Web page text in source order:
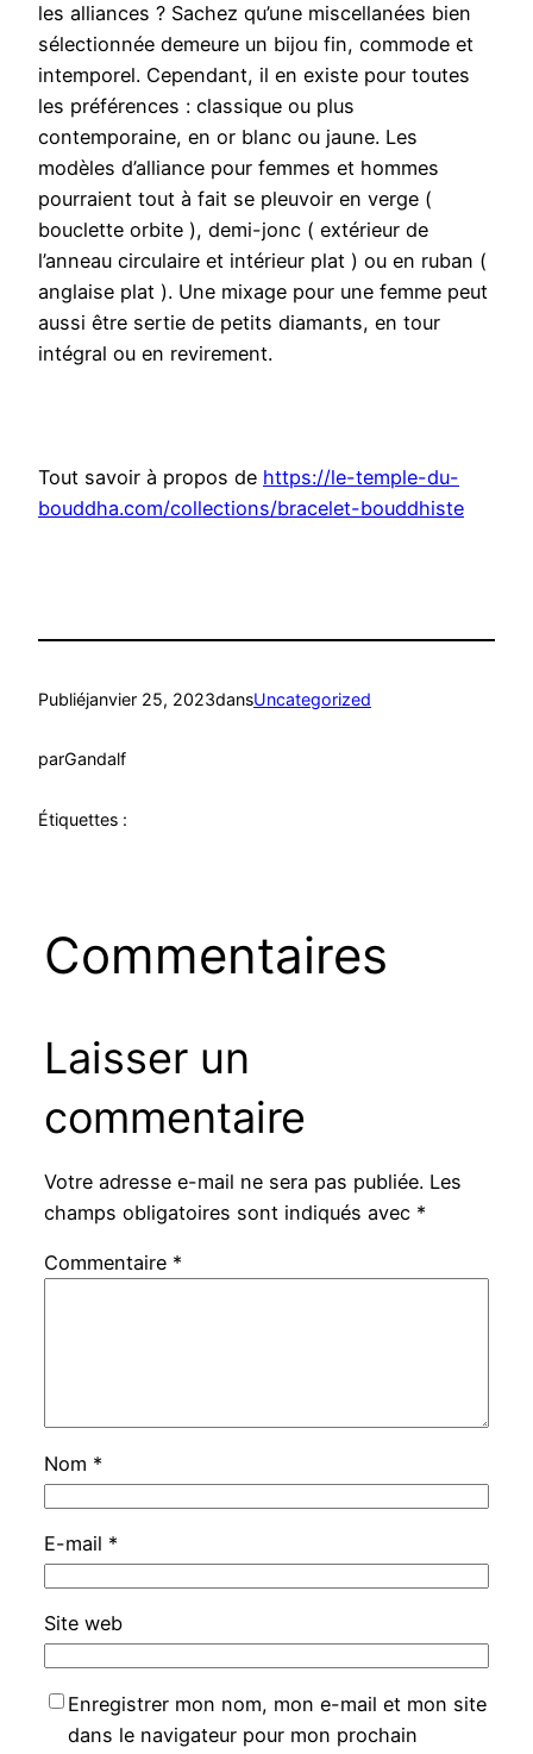
les alliances ? Sachez qu’une miscellanées bien
sélectionnée demeure un bijou fin, commode et
intemporel. Cependant, il en existe pour toutes
les préférences : classique ou plus
contemporaine, en or blanc ou jaune. Les
modèles d’alliance pour femmes et hommes
pourraient tout à fait se pleuvoir en verge (
bouclette orbite ), demi-jonc ( extérieur de
l’anneau circulaire et intérieur plat ) ou en ruban (
anglaise plat ). Une mixage pour une femme peut
aussi être sertie de petits diamants, en tour
intégral ou en revirement.
Tout savoir à propos de https://le-temple-du-
bouddha.com/collections/bracelet-bouddhiste
Publiéjanvier 25, 2023dansUncategorized
parGandalf
Étiquettes :
Commentaires
Laisser un
commentaire
Votre adresse e-mail ne sera pas publiée. Les
champs obligatoires sont indiqués avec *
Commentaire *
Nom *
E-mail *
Site web
Enregistrer mon nom, mon e-mail et mon site
dans le navigateur pour mon prochain